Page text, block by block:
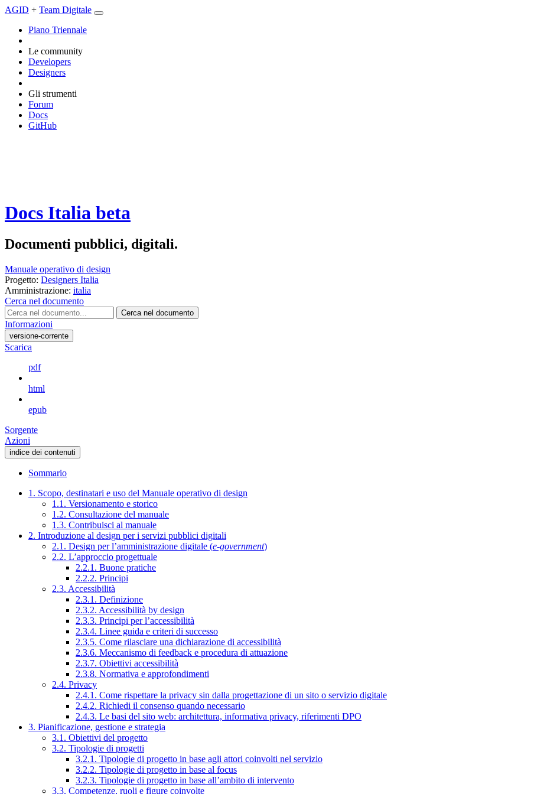
AGID + Team Digitale
Piano Triennale
Le community
Developers
Designers
Gli strumenti
Forum
Docs
GitHub
Docs Italia beta
Documenti pubblici, digitali.
Manuale operativo di design
Progetto: Designers Italia
Amministrazione: italia
Cerca nel documento
Cerca nel documento
Informazioni
versione-corrente
Scarica
pdf
html
epub
Sorgente
Azioni
indice dei contenuti
Sommario
1. Scopo, destinatari e uso del Manuale operativo di design
1.1. Versionamento e storico
1.2. Consultazione del manuale
1.3. Contribuisci al manuale
2. Introduzione al design per i servizi pubblici digitali
2.1. Design per l’amministrazione digitale (e-government)
2.2. L’approccio progettuale
2.2.1. Buone pratiche
2.2.2. Principi
2.3. Accessibilità
2.3.1. Definizione
2.3.2. Accessibilità by design
2.3.3. Principi per l’accessibilità
2.3.4. Linee guida e criteri di successo
2.3.5. Come rilasciare una dichiarazione di accessibilità
2.3.6. Meccanismo di feedback e procedura di attuazione
2.3.7. Obiettivi accessibilità
2.3.8. Normativa e approfondimenti
2.4. Privacy
2.4.1. Come rispettare la privacy sin dalla progettazione di un sito o servizio digitale
2.4.2. Richiedi il consenso quando necessario
2.4.3. Le basi del sito web: architettura, informativa privacy, riferimenti DPO
3. Pianificazione, gestione e strategia
3.1. Obiettivi del progetto
3.2. Tipologie di progetti
3.2.1. Tipologie di progetto in base agli attori coinvolti nel servizio
3.2.2. Tipologie di progetto in base al focus
3.2.3. Tipologie di progetto in base all’ambito di intervento
3.3. Competenze, ruoli e figure coinvolte